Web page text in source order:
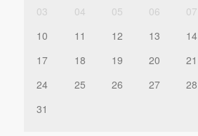
03
04 05 06 07
10
11 12 13 14
17
18 19 20 21
24
25 26 27 28
31